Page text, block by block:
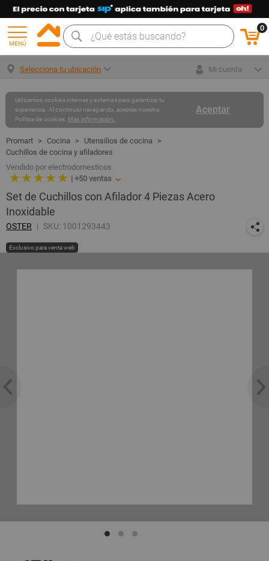
MENÚ
0
Selecciona tu ubicación Mi cuenta
Aceptar
Utilizamos cookies internas y externas para garantizar tu
experiencia. Al continuar navegando, aceptas nuestra
Política de cookies. Más información.
Cocina
Utensilios de cocina
Cuchillos de cocina y afiladores
Vendido por electrodomesticos
★ ★ ★ ★ ★ | +50 ventas
Set de Cuchillos con Afilador 4 Piezas Acero
Inoxidable
OSTER SKU: 1001293443
Exclusivo para venta web